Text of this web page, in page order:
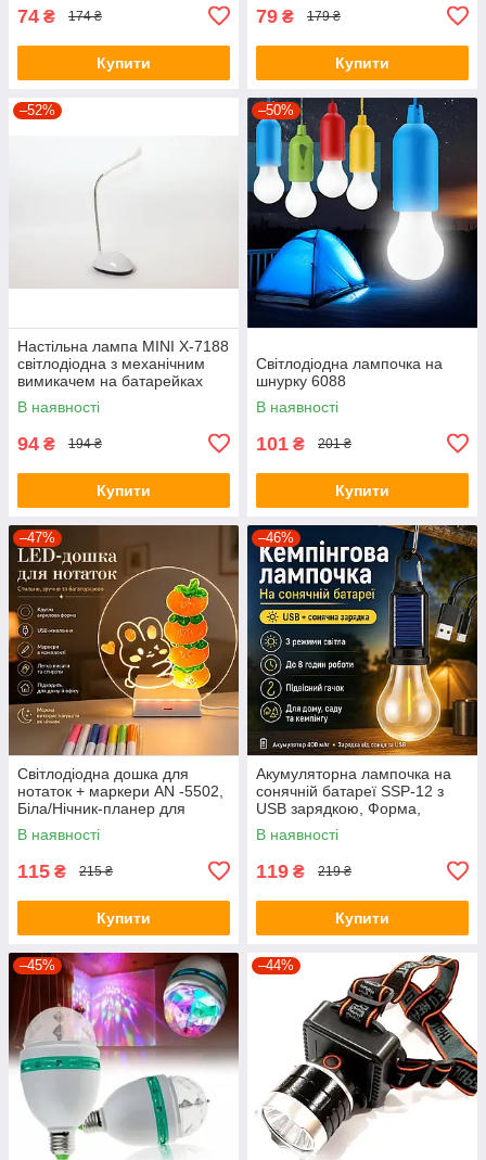
74 ₴ 174 ₴
Купити
79 ₴ 179 ₴
Купити
–52%
Настільна лампа MINI X-7188
світлодіодна з механічним
вимикачем на батарейках
В наявності
94 ₴ 194 ₴
Купити
–50%
Світлодіодна лампочка на
шнурку 6088
В наявності
101 ₴ 201 ₴
Купити
–47%
Світлодіодна дошка для
нотаток + маркери AN -5502,
Біла/Нічник-планер для
записів/Лед дошка/Нічник
дошка для малювання
В наявності
115 ₴ 215 ₴
Купити
–46%
Акумуляторна лампочка на
сонячній батареї SSP-12 з
USB зарядкою, Форма,
Рандом/підвісна лампочка
для кемпінгу
В наявності
119 ₴ 219 ₴
Купити
–45% –44%